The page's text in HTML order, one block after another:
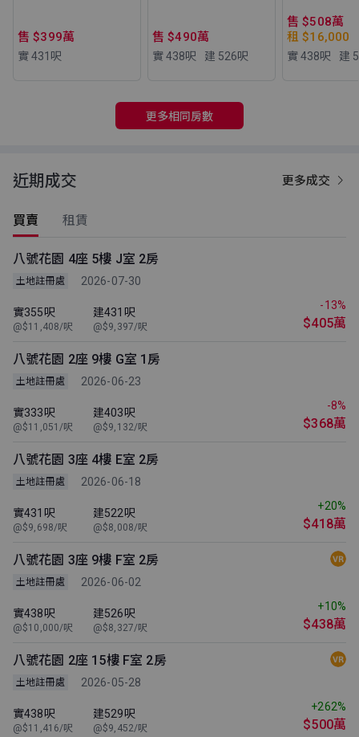
售 $399萬
實 431 呎
售 $490萬
實 438呎 建 526呎
售 $508萬
租 $16,000
實 438呎 建
更多相同房數
近期成交 更多成交
買賣 租賃
八號花園 4座 5樓 J室 2房
土地註冊處 2026-07-30
實355呎
@$11,408/呎
建431呎
@$9,397/呎
-13%
$405萬
八號花園 2座 9樓 G室 1房
土地註冊處 2026-06-23
實333呎
@$11,051/呎
建403呎
@$9,132/呎
-8%
$368萬
八號花園 3座 4樓 E室 2房
土地註冊處 2026-06-18
實431呎
@$9,698/呎
建522呎
@$8,008/呎
+20%
$418萬
八號花園 3座 9樓 F室 2房
土地註冊處 2026-06-02
實438呎
@$10,000/呎
建526呎
@$8,327/呎
+10%
$438萬
八號花園 2座 15樓 F室 2房
土地註冊處 2026-05-28
實438呎
@$11,416/呎
建529呎
@$9,452/呎
+262%
$500萬